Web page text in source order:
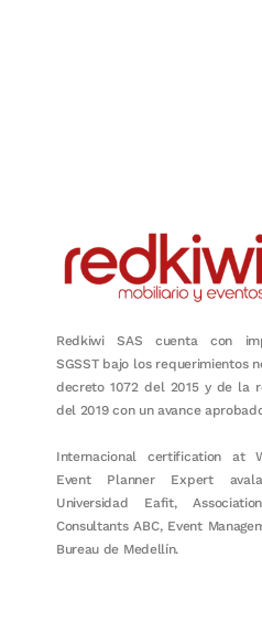
Redkiwi SAS cuenta con
SGSST bajo los requerimientos
decreto 1072 del 2015 y de la
del 2019 con un avance
Internacional certification at
Event Planner Expert
Universidad Eafit,
Consultants ABC, Event
Bureau de Medellín.